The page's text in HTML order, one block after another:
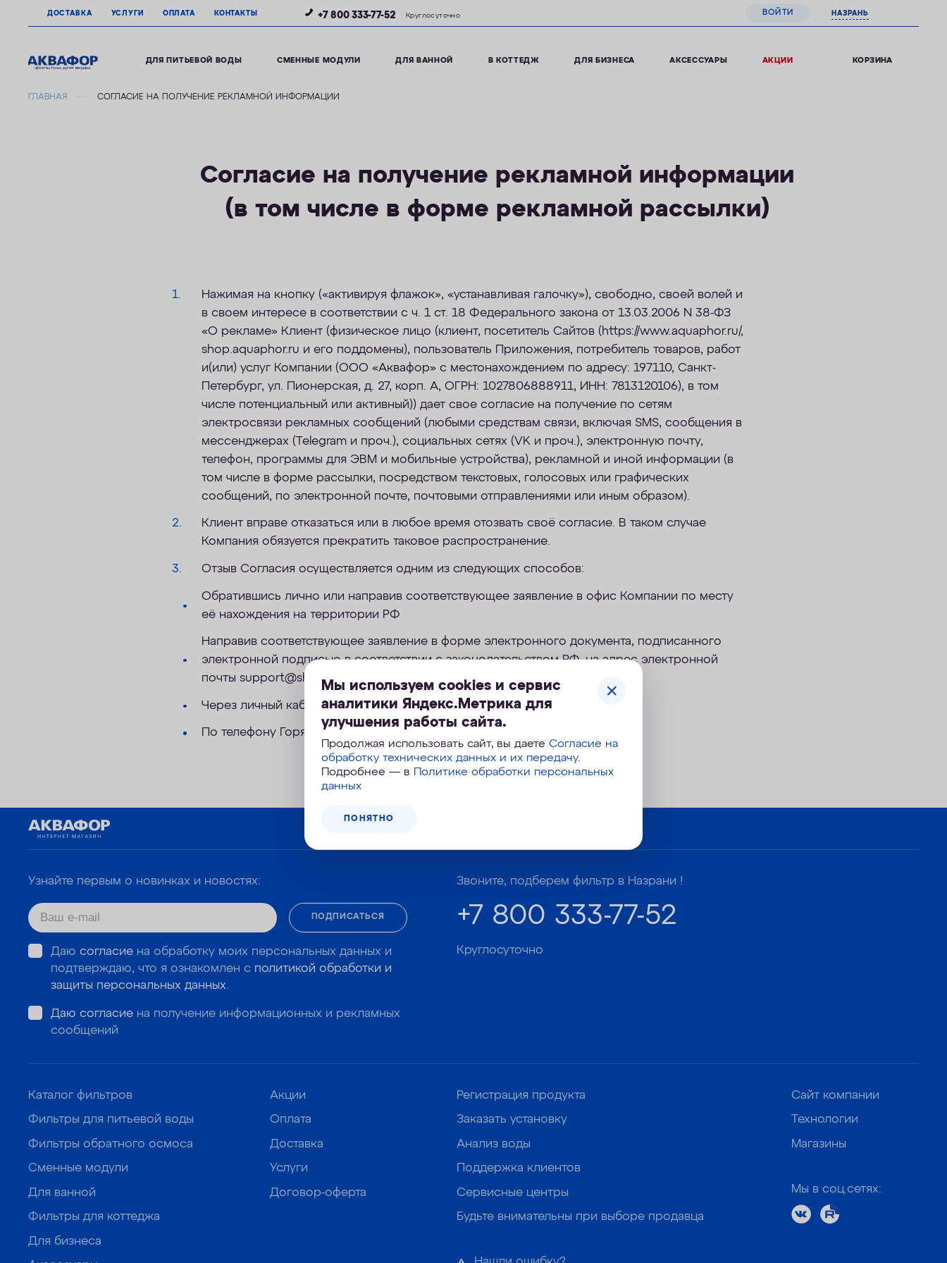
ДОСТАВКА УСЛУГИ ОПЛАТА КОНТАКТЫ +7 800 333-77-52 Круглосуточно ВОЙТИ НАЗРАНЬ
ДЛЯ ПИТЬЕВОЙ ВОДЫ СМЕННЫЕ МОДУЛИ ДЛЯ ВАННОЙ В КОТТЕДЖ ДЛЯ БИЗНЕСА АКСЕССУАРЫ АКЦИИ КОРЗИНА
ГЛАВНАЯ СОГЛАСИЕ НА ПОЛУЧЕНИЕ РЕКЛАМНОЙ ИНФОРМАЦИИ
Согласие на получение рекламной информации
(в том числе в форме рекламной рассылки)
Нажимая на кнопку («активируя флажок», «устанавливая галочку»), свободно, своей волей и
в своем интересе в соответствии с ч. 1 ст. 18 Федерального закона от 13.03.2006 N 38-ФЗ
«О рекламе» Клиент (физическое лицо (клиент, посетитель Сайтов (https://www.aquaphor.ru/,
shop.aquaphor.ru и его поддомены), пользователь Приложения, потребитель товаров, работ
и(или) услуг Компании (ООО «Аквафор» с местонахождением по адресу: 197110, Санкт-
Петербург, ул. Пионерская, д. 27, корп. А, ОГРН: 1027806888911, ИНН: 7813120106), в том
числе потенциальный или активный)) дает свое согласие на получение по сетям
электросвязи рекламных сообщений (любыми средствам связи, включая SMS, сообщения в
мессенджерах (Telegram и проч.), социальных сетях (VK и проч.), электронную почту,
телефон, программы для ЭВМ и мобильные устройства), рекламной и иной информации (в
том числе в форме рассылки, посредством текстовых, голосовых или графических
сообщений, по электронной почте, почтовыми отправлениями или иным образом).
Клиент вправе отказаться или в любое время отозвать своё согласие. В таком случае
Компания обязуется прекратить таковое распространение.
Отзыв Согласия осуществляется одним из следующих способов:
Обратившись лично или направив соответствующее заявление в офис Компании по месту
её нахождения на территории РФ
Направив соответствующее заявление в форме электронного документа, подписанного
электронной подписью в соответствии с законодательством РФ, на адрес электронной
почты support@shop.aquaphor.ru;
Через личный кабинет на сайте;
По телефону Горячей линии Компании.
Мы используем cookies и сервис
аналитики Яндекс.Метрика для
улучшения работы сайта.
Продолжая использовать сайт, вы даете Согласие на
обработку технических данных и их передачу.
Подробнее — в
Политике обработки персональных
данных
ПОНЯТНО
Узнайте первым о новинках и новостях:
ПОДПИСАТЬСЯ
Даю согласиена обработку моих персональных данных и
подтверждаю, что я ознакомлен с политикой обработки и
защиты персональных данных.
Даю согласиена получение информационных и рекламных
сообщений
Звоните, подберем фильтр в Назрани !
+7 800 333-77-52
Круглосуточно
Каталог фильтров
Фильтры для питьевой воды
Фильтры обратного осмоса
Сменные модули
Для ванной
Фильтры для коттеджа
Для бизнеса
Акции
Оплата
Доставка
Услуги
Договор-оферта
Регистрация продукта
Заказать установку
Анализ воды
Поддержка клиентов
Сервисные центры
Будьте внимательны при выборе продавца
Сайт компании
Технологии
Магазины
Мы в соц.сетях: